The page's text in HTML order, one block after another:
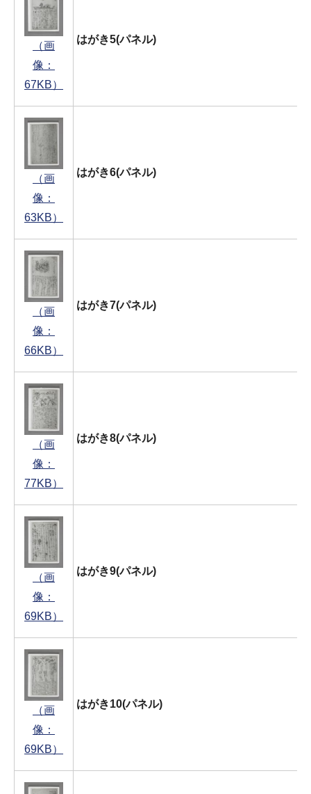
（画
像：
67KB）
はがき5(パネル)
（画
像：
63KB）
はがき6(パネル)
（画
像：
66KB）
はがき7(パネル)
（画
像：
77KB）
はがき8(パネル)
（画
像：
69KB）
はがき9(パネル)
（画
像：
69KB）
はがき10(パネル)